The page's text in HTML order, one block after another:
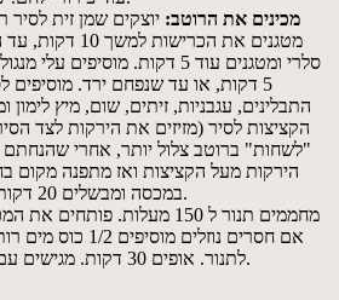
מכינים את הרוטב: יוצקים שמן זית לסיר
מטגנים את
סלרי ומטגנים עוד 5 דקות.
5 דקות, או עד שנפחם ירד.
התבלינים, עגבניות, זיתים, שום, מיץ
הקציצות לסיר (מזיזים את הירקות לצד
"לשחות" ברוטב צלול יותר, אחרי
הירקות מעל הקציצות ואז מתפנה מקום
במכסה ומבשלים 20 דקות על אש בינונית בלי לערבב.
אם חסרים נוזלים
לתנור. אופים 30 דקות. מגישים עם אורז לבן, קוסקוס או פירה.